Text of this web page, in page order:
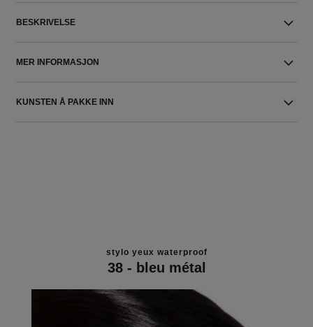
BESKRIVELSE
MER INFORMASJON
KUNSTEN Å PAKKE INN
stylo yeux waterproof
38 - bleu métal